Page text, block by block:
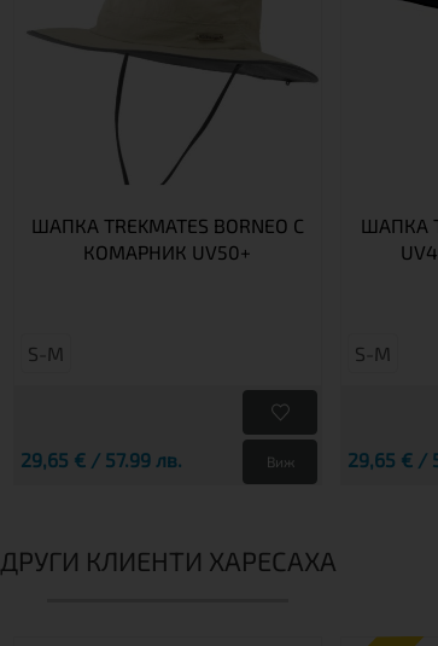
ШАПКА TREKMATES BORNEO С
КОМАРНИК UV50+
S-M
29,65 € / 57.99 лв. Виж
ШАПКА
S-M
29,65 € /
ДРУГИ КЛИЕНТИ ХАРЕСАХА